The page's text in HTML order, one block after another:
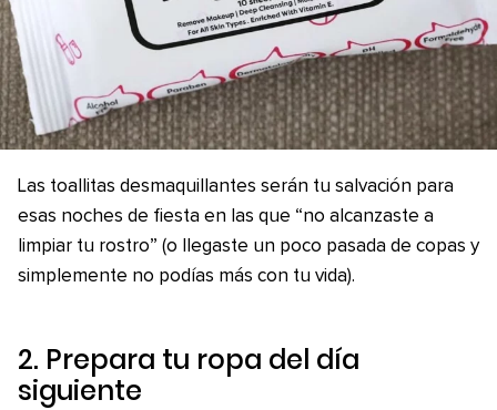
Las toallitas desmaquillantes serán tu salvación para
esas noches de fiesta en las que “no alcanzaste a
limpiar tu rostro” (o llegaste un poco pasada de copas y
simplemente no podías más con tu vida).
2. Prepara tu ropa del día
siguiente